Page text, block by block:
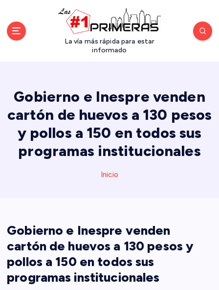
La vía más rápida para estar
informado
Gobierno e Inespre venden
cartón de huevos a 130 pesos
y pollos a 150 en todos sus
programas institucionales
Inicio
Gobierno e Inespre venden
cartón de huevos a 130 pesos y
pollos a 150 en todos sus
programas institucionales